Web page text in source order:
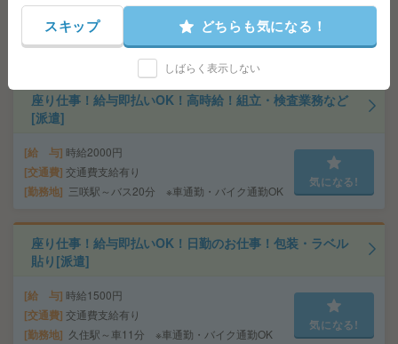
給 与 時給1500円
交通費 交通費支給有り
勤務地 八幡宿駅～車8分 ※車通勤・バイク通勤OK
座り仕事！給与即払いOK！高時給！組立・検査業務など
[派遣]
給 与 時給2000円
交通費 交通費支給有り
勤務地 三咲駅～バス20分 ※車通勤・バイク通勤OK
気になる!
座り仕事！給与即払いOK！日勤のお仕事！包装・ラベル
貼り[派遣]
給 与 時給1500円
交通費 交通費支給有り
勤務地 久住駅～車11分 ※車通勤・バイク通勤OK
気になる!
スキップ どちらも気になる！
しばらく表示しない